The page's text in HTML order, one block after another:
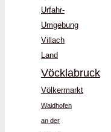
Urfahr-
Umgebung
Villach
Land
Vöcklabruck
Völkermarkt
Waidhofen
an der